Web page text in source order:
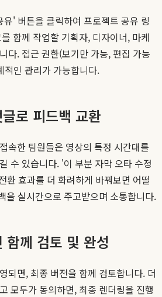
' 버튼을 클릭하여 프로젝트 공유 링
함께 작업할 기획자, 디자이너, 마케
다. 접근 권한(보기만 가능, 편집 가능
적인 관리가 가능합니다.
로 피드백 교환
속한 팀원들은 영상의 특정 시간대를
수 있습니다. '이 부분 자막 오타 수정
환 효과를 더 화려하게 바꿔보면 어떨
을 실시간으로 주고받으며 소통합니다.
께 검토 및 완성
되면, 최종 버전을 함께 검토합니다. 더
모두가 동의하면, 최종 렌더링을 진행